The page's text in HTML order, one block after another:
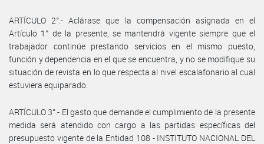
ARTÍCULO 2°.- Aclárase que la compensación asignada en el
Artículo 1° de la presente, se mantendrá vigente siempre que el
trabajador continúe prestando servicios en el mismo puesto,
función y dependencia en el que se encuentra, y no se modifique su
situación de revista en lo que respecta al nivel escalafonario al cual
estuviera equiparado.
ARTÍCULO 3°.- El gasto que demande el cumplimiento de la presente
medida será atendido con cargo a las partidas específicas del
presupuesto vigente de la Entidad 108 - INSTITUTO NACIONAL DEL